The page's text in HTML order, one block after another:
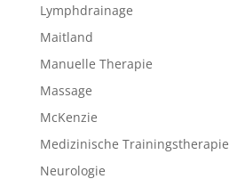
Lymphdrainage
Maitland
Manuelle Therapie
Massage
McKenzie
Medizinische Trainingstherapie
Neurologie